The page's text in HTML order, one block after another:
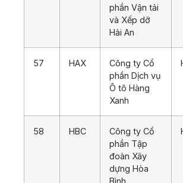
phần Vận tải
và Xếp dỡ
Hải An
57 HAX
Công ty Cổ
phần Dịch vụ
Ô tô Hàng
Xanh
58 HBC
Công ty Cổ
phần Tập
đoàn Xây
dựng Hòa
Bình